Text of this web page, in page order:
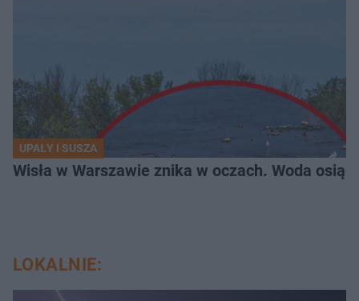
UPAŁY I SUSZA
Wisła w Warszawie znika w oczach. Woda
LOKALNIE: